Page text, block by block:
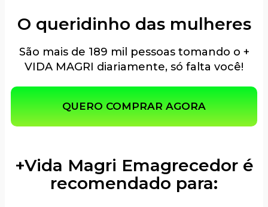
O queridinho das mulheres
São mais de 189 mil pessoas tomando o +
VIDA MAGRI diariamente, só falta você!
QUERO COMPRAR AGORA
+Vida Magri Emagrecedor é
recomendado para: